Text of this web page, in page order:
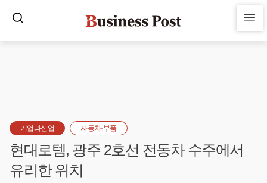
기업과산업 자동차·부품
현대로템, 광주 2호선 전동차 수주에서
유리한 위치